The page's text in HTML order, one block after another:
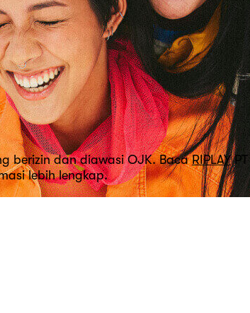
berizin dan diawasi OJK. Baca RIPLAY
lebih lengkap.